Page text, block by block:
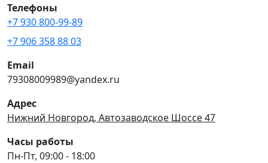
Телефоны
+7 930 800-99-89
+7 906 358 88 03
Email
79308009989@yandex.ru
Адрес
Нижний Новгород, Автозаводское Шоссе 47
Часы работы
Пн-Пт, 09:00 - 18:00